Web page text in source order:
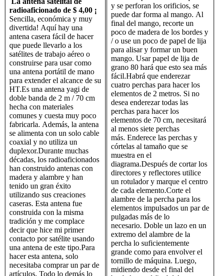
radioaficionado de $ 4,00 ¡
Sencilla, económica y muy
divertida! Aquí hay una
antena casera fácil de hacer
que puede llevarlo a los
satélites de trabajo aéreo o
construirse para usar como
una antena portátil de mano
para extender el alcance de su
HT.Es una antena yagi de
doble banda de 2 m / 70 cm
hecha con materiales
comunes y cuesta muy poco
fabricarla. Además, la antena
se alimenta con un solo cable
coaxial y no utiliza un
duplexor.Durante muchas
décadas, los radioaficionados
han construido antenas con
madera y alambre y han
tenido un gran éxito
utilizando sus creaciones
caseras. Esta antena fue
construida con la misma
tradición y me complace
decir que hice mi primer
contacto por satélite usando
una antena de este tipo.Para
hacer esta antena, solo
necesitaba comprar un par de
artículos. Todo lo demás lo
y se perforan los orificios, se
puede dar forma al mango. Al
final del mango, recorte un
poco de madera de los bordes y
/ o use un poco de papel de lija
para alisar y formar un buen
mango. Usar papel de lija de
grano 80 hará que esto sea más
fácil.Habrá que enderezar
cuatro perchas para hacer los
elementos de 2 metros. Si no
desea enderezar todas las
perchas para hacer los
elementos de 70 cm, necesitará
al menos siete perchas
más. Enderece las perchas y
córtelas al tamaño que se
muestra en el
diagrama.Después de cortar los
directores y reflectores utilice
un rotulador y marque el centro
de cada elemento.Corte el
alambre de la percha para los
elementos impulsados ​​un par de
pulgadas más de lo
necesario. Doble un lazo en un
extremo del alambre de la
percha lo suficientemente
grande como para envolver el
tornillo de máquina. Luego,
midiendo desde el final del